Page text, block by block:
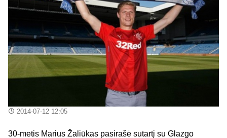
2014-07-12 12:05
30-metis Marius Žaliūkas pasirašė sutartį su Glazgo